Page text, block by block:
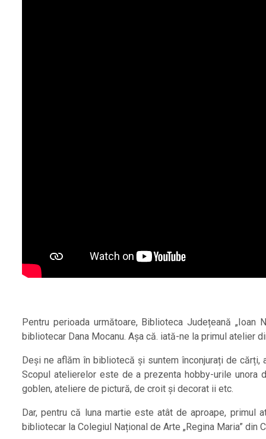
Pentru perioada următoare, Biblioteca Județeană
bibliotecar Dana Mocanu. Așa că. iată-ne la primul atelier
Deși ne aflăm în bibliotecă și suntem înconjurați de
Scopul atelierelor este de a prezenta hobby-urile
goblen, ateliere de pictură, de croit și decorat ii etc.
Dar, pentru că luna martie este atât de aproape, primul
bibliotecar la Colegiul Național de Arte „Regina Maria” din